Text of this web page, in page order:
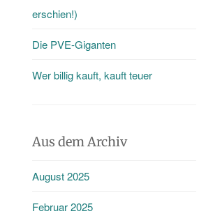
erschien!)
Die PVE-Giganten
Wer billig kauft, kauft teuer
Aus dem Archiv
August 2025
Februar 2025